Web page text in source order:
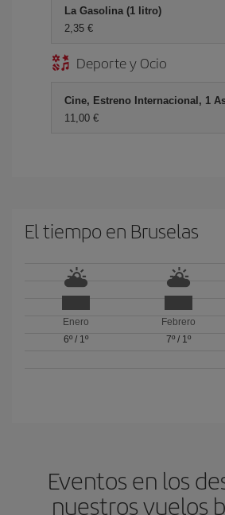
La Gasolina (1 litro)
2,35 €
Deporte y Ocio
Cine, Estreno Internacional, 1
11,00 €
El tiempo en Bruselas
Enero
6º/ 1º
Febrero
7º/ 1º
Eventos en los
nuestros vuelos